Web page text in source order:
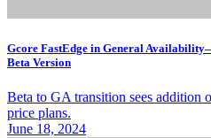
Gcore FastEdge in General
Beta Version
Beta to GA transition sees
price plans.
June 18, 2024